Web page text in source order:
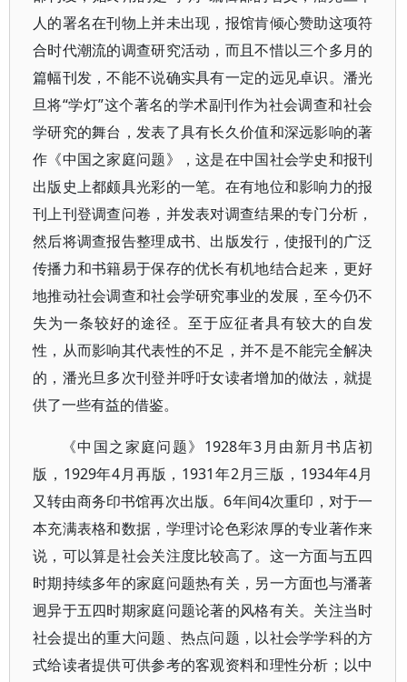
人的署名在刊物上并未出现，报馆肯倾心赞助这项符
合时代潮流的调查研究活动，而且不惜以三个多月的
篇幅刊发，不能不说确实具有一定的远见卓识。潘光
旦将“学灯”这个著名的学术副刊作为社会调查和社会
学研究的舞台，发表了具有长久价值和深远影响的著
作《中国之家庭问题》，这是在中国社会学史和报刊
出版史上都颇具光彩的一笔。在有地位和影响力的报
刊上刊登调查问卷，并发表对调查结果的专门分析，
然后将调查报告整理成书、出版发行，使报刊的广泛
传播力和书籍易于保存的优长有机地结合起来，更好
地推动社会调查和社会学研究事业的发展，至今仍不
失为一条较好的途径。至于应征者具有较大的自发
性，从而影响其代表性的不足，并不是不能完全解决
的，潘光旦多次刊登并呼吁女读者增加的做法，就提
供了一些有益的借鉴。
《中国之家庭问题》1928年3月由新月书店初
版，1929年4月再版，1931年2月三版，1934年4月
又转由商务印书馆再次出版。6年间4次重印，对于一
本充满表格和数据，学理讨论色彩浓厚的专业著作来
说，可以算是社会关注度比较高了。这一方面与五四
时期持续多年的家庭问题热有关，另一方面也与潘著
迥异于五四时期家庭问题论著的风格有关。关注当时
社会提出的重大问题、热点问题，以社会学学科的方
式给读者提供可供参考的客观资料和理性分析；以中